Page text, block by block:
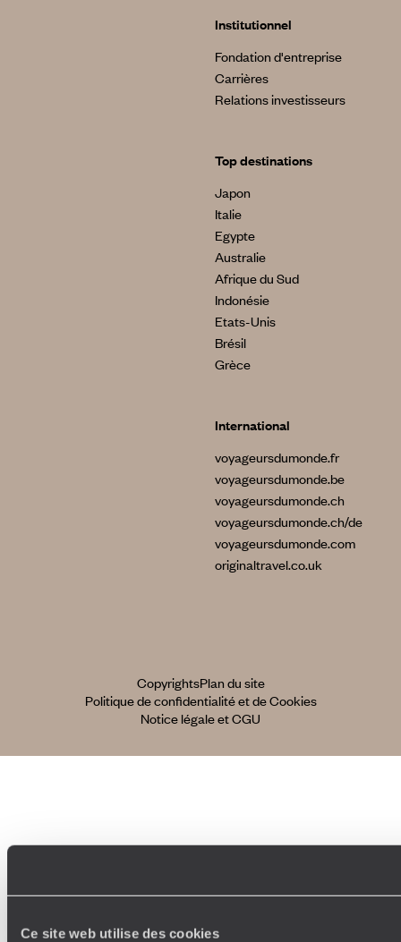
Ce site web utilise des cookies
Institutionnel
Fondation d'entreprise
Carrières
Relations investisseurs
Top destinations
Japon
Italie
Egypte
Australie
Afrique du Sud
Indonésie
Etats-Unis
Brésil
Grèce
International
voyageursdumonde.fr
voyageursdumonde.be
voyageursdumonde.ch
voyageursdumonde.ch/de
voyageursdumonde.com
originaltravel.co.uk
CopyrightsPlan du site
Politique de confidentialité et de Cookies
Notice légale et CGU